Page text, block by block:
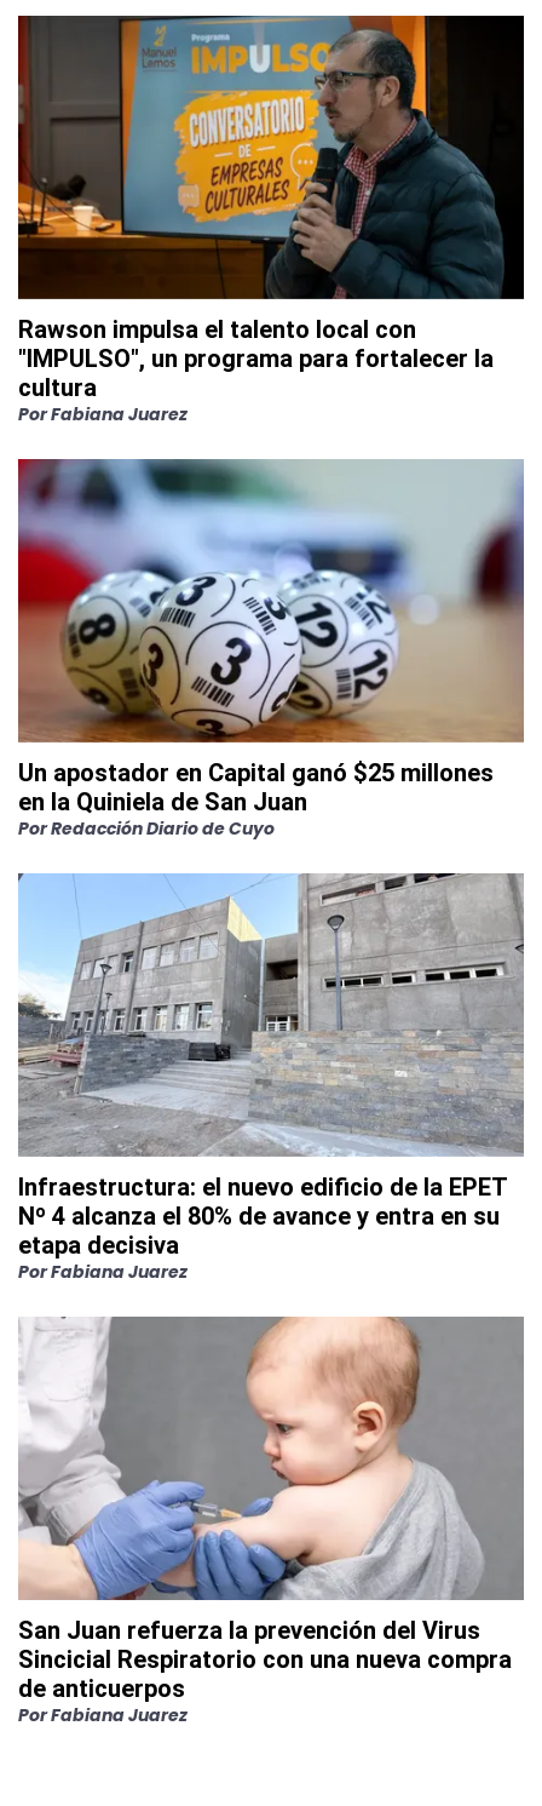
Rawson impulsa el talento local con
"IMPULSO", un programa para fortalecer la
cultura
PorFabiana Juarez
Un apostador en Capital ganó $25 millones
en la Quiniela de San Juan
PorRedacción Diario de Cuyo
Infraestructura: el nuevo edificio de la EPET
Nº 4 alcanza el 80% de avance y entra en su
etapa decisiva
PorFabiana Juarez
San Juan refuerza la prevención del Virus
Sincicial Respiratorio con una nueva compra
de anticuerpos
PorFabiana Juarez